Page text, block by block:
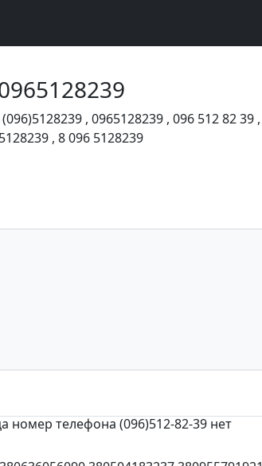
(096)5128239 , 0965128239 , 096 512 82 39 ,
, 8 096 5128239
номер телефона (096)512-82-39 нет